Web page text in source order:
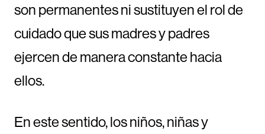
son permanentes ni sustituyen el rol de
cuidado que sus madres y padres
ejercen de manera constante hacia
ellos.
En este sentido, los niños, niñas y